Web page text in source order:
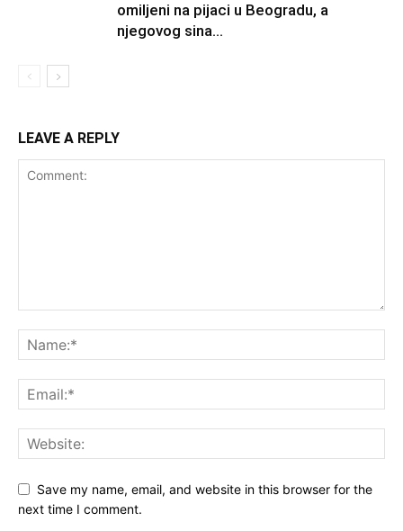
omiljeni na pijaci u Beogradu, a
njegovog sina...
LEAVE A REPLY
Save my name, email, and website in this browser for the
next time I comment.